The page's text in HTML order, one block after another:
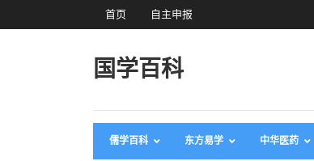
首页 自主申报
国学百科
儒学百科 东方易学 中华医药